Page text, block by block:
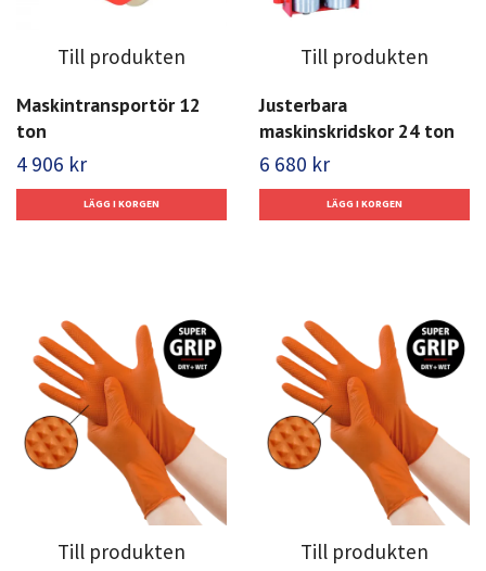
Till produkten
Maskintransportör 12
ton
4 906 kr
Till produkten
Justerbara
maskinskridskor 24 ton
6 680 kr
Till produkten Till produkten